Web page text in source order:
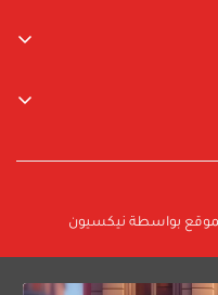
بواسطة نيكسيون